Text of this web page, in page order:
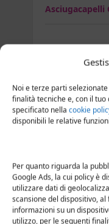
Noi e terze parti
finalità tecniche e, con il
specificato nella cookie
disponibili le relative
Per quanto riguarda la
Google Ads, la cui policy è
utilizzare dati di
scansione del dispositivo,
informazioni su un
utilizzo, per le seguenti
Asciugacapelli
Gama Italy
Gamma più
Gammapiù
Asciugacapelli
Ghd air